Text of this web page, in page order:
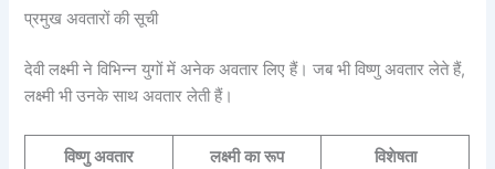
प्रमुख अवतारों की सूची
देवी लक्ष्मी ने विभिन्न युगों में अनेक अवतार लिए हैं। जब भी विष्णु अवतार लेते हैं,
लक्ष्मी भी उनके साथ अवतार लेती हैं।
विष्णु अवतार लक्ष्मी का रूप विशेषता